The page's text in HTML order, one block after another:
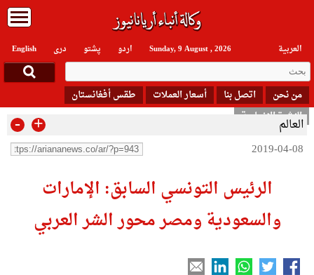
English دری پشتو العربیة اردو Sunday, 9 August , 2026
من نحن اتصل بنا أسعار العملات
طقس أفغانستان
النشرة الإخبارية
العالم - +
2019-04-08
الرئيس التونسي السابق: الإمارات
والسعودية ومصر محور الشر العربي